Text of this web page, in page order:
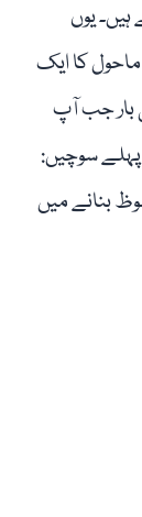
یوں
کا ایک
بار جب آپ
پہلے سوچیں:
بنانے میں